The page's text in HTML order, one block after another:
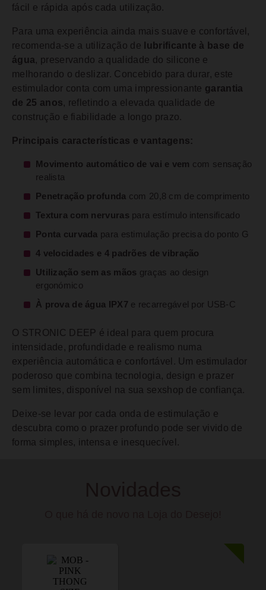
fácil e rápida após cada utilização.
Para uma experiência ainda mais suave e confortável,
recomenda-se a utilização de
lubrificante à base de
água, preservando a qualidade do silicone e
melhorando o deslizar. Concebido para durar, este
estimulador conta com uma impressionante garantia
de 25 anos, refletindo a elevada qualidade de
construção e fiabilidade a longo prazo.
Principais características e vantagens:
Movimento automático de vai e vem com sensação
realista
Penetração profunda com 20,8 cm de comprimento
Textura com nervuras para estímulo intensificado
Ponta curvada para estimulação precisa do ponto G
4 velocidades e 4 padrões de vibração
Utilização sem as mãos graças ao design
ergonómico
À prova de água IPX7 e recarregável por USB-C
O STRONIC DEEP é ideal para quem procura
intensidade, profundidade e realismo numa
experiência automática e confortável. Um estimulador
poderoso que combina tecnologia, design e prazer
sem limites, disponível na sua sexshop de confiança.
Deixe-se levar por cada onda de estimulação e
descubra como o prazer profundo pode ser vivido de
forma simples, intensa e inesquecível.